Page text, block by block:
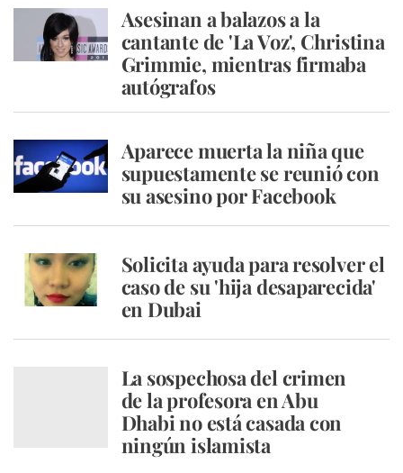
Asesinan a balazos a la
cantante de 'La Voz', Christina
Grimmie, mientras firmaba
autógrafos
Aparece muerta la niña que
supuestamente se reunió con
su asesino por Facebook
Solicita ayuda para resolver el
caso de su 'hija desaparecida'
en Dubai
La sospechosa del crimen
de la profesora en Abu
Dhabi no está casada con
ningún islamista